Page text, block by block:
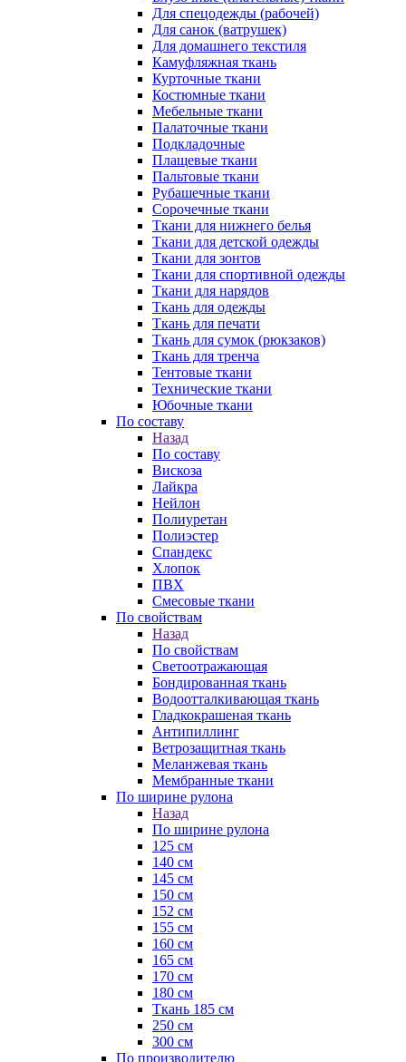
Для спецодежды (рабочей)
Для санок (ватрушек)
Для домашнего текстиля
Камуфляжная ткань
Курточные ткани
Костюмные ткани
Мебельные ткани
Палаточные ткани
Подкладочные
Плащевые ткани
Пальтовые ткани
Рубашечные ткани
Сорочечные ткани
Ткани для нижнего белья
Ткани для детской одежды
Ткани для зонтов
Ткани для спортивной одежды
Ткани для нарядов
Ткань для одежды
Ткань для печати
Ткань для сумок (рюкзаков)
Ткань для тренча
Тентовые ткани
Технические ткани
Юбочные ткани
По составу
Назад
По составу
Вискоза
Лайкра
Нейлон
Полиуретан
Полиэстер
Спандекс
Хлопок
ПВХ
Смесовые ткани
По свойствам
Назад
По свойствам
Светоотражающая
Бондированная ткань
Водоотталкивающая ткань
Гладкокрашеная ткань
Антипиллинг
Ветрозащитная ткань
Меланжевая ткань
Мембранные ткани
По ширине рулона
Назад
По ширине рулона
125 см
140 см
145 см
150 см
152 см
155 см
160 см
165 см
170 см
180 см
Ткань 185 см
250 см
300 см
По производителю